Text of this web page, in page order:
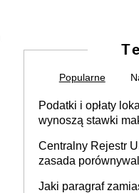
Popularne
Podatki i opłaty
wynoszą stawki
Centralny Rejestr
zasada
Jaki paragraf